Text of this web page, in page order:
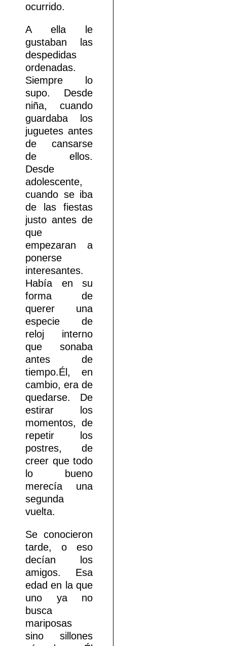
ocurrido.
A ella le
gustaban las
despedidas
ordenadas.
Siempre lo
supo. Desde
niña, cuando
guardaba los
juguetes antes
de cansarse
de ellos.
Desde
adolescente,
cuando se iba
de las fiestas
justo antes de
que
empezaran a
ponerse
interesantes.
Había en su
forma de
querer una
especie de
reloj interno
que sonaba
antes de
tiempo.Él, en
cambio, era de
quedarse. De
estirar los
momentos, de
repetir los
postres, de
creer que todo
lo bueno
merecía una
segunda
vuelta.
Se conocieron
tarde, o eso
decían los
amigos. Esa
edad en la que
uno ya no
busca
mariposas
sino sillones